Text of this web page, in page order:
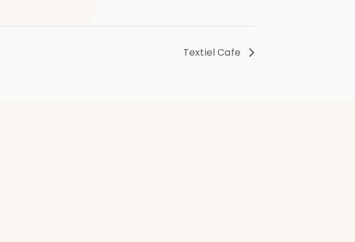
Textiel Cafe